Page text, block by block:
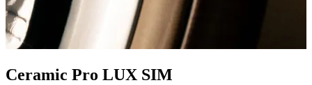
Ceramic Pro LUX SIM